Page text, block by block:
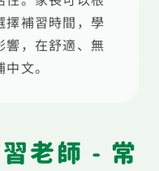
擇補習時間，學
響，在舒適、無
文。
老師 - 常